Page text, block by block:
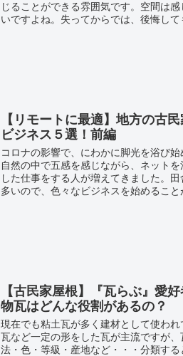
じることができる雰囲気です。空間は
いですよね。失ってからでは、後悔して
【リモートに最適】地方の古
ビジネス５選！前編
コロナの影響で、にわかに脚光を浴び始
自然の中で五感を感じながら、ネット
した仕事をする人が増えてきました。
多いので、色々なビジネスを始めること
【古民家屋根】『瓦らぶ』愛
物瓦はどんな役割があるの？
現在でも粘土瓦が多く建材として使わ
瓦など一定の形をした瓦が主流ですが
法・色・等級・産地など・・・分類す